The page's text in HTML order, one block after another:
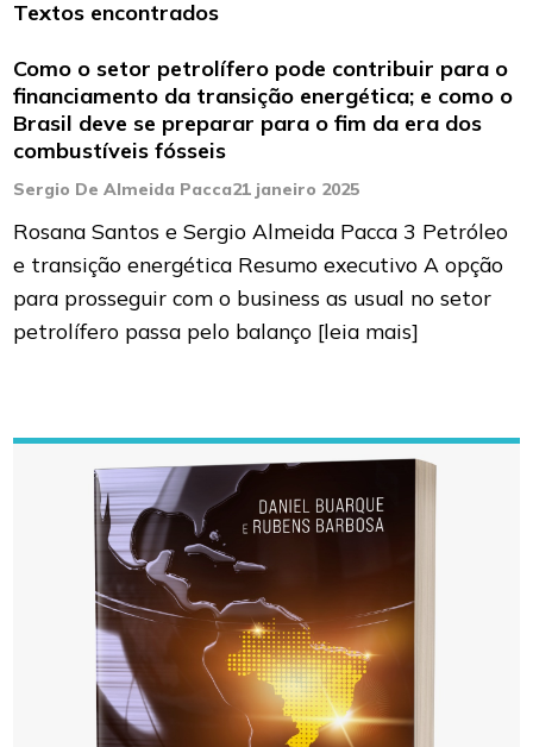
Textos encontrados
Como o setor petrolífero pode contribuir para o
financiamento da transição energética; e como o
Brasil deve se preparar para o fim da era dos
combustíveis fósseis
Sergio De Almeida Pacca21 janeiro 2025
Rosana Santos e Sergio Almeida Pacca 3 Petróleo
e transição energética Resumo executivo A opção
para prosseguir com o business as usual no setor
petrolífero passa pelo balanço [leia mais]